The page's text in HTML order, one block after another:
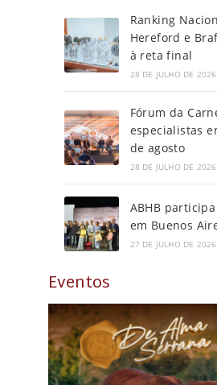
Ranking
Hereford e
à reta final
28 DE JULHO DE 2026
Fórum da
especialistas
de agosto
28 DE JULHO DE 2026
ABHB
em Buenos
27 DE JULHO DE 2026
Eventos